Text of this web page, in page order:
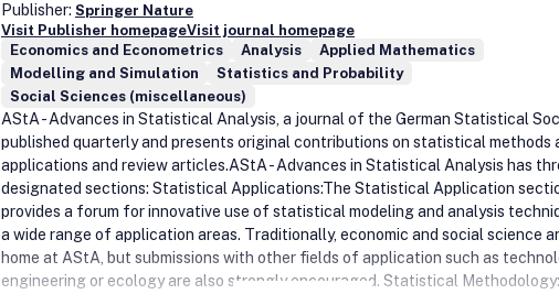
Publisher: Springer Nature
Visit Publisher homepageVisit journal homepage
Economics and Econometrics
Analysis
Applied Mathematics
Modelling and Simulation
Statistics and Probability
Social Sciences (miscellaneous)
AStA - Advances in Statistical Analysis, a journal of the German Statistical
published quarterly and presents original contributions on statistical methods
applications and review articles.AStA - Advances in Statistical Analysis has
designated sections: Statistical Applications:The Statistical Application
provides a forum for innovative use of statistical modeling and analysis
a wide range of application areas. Traditionally, economic and social science
home at AStA, but submissions with other fields of application such as
engineering or ecology are also strongly encouraged. Statistical